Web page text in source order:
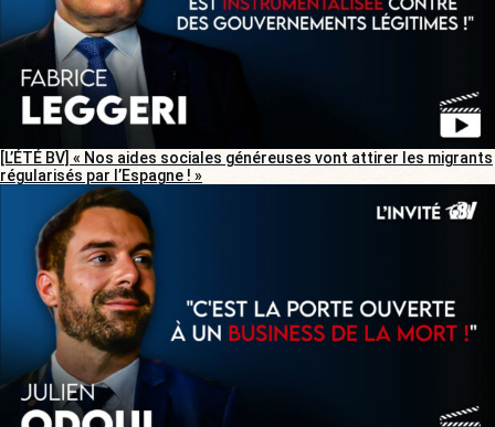
[L’ÉTÉ BV] « Nos aides sociales généreuses vont attirer les migrants
régularisés par l’Espagne ! »